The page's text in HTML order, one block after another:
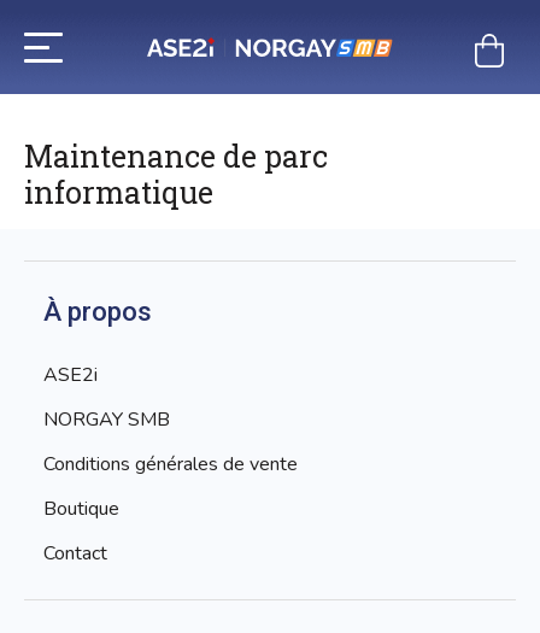
contenu
Maintenance de parc
informatique
À propos
ASE2i
NORGAY SMB
Conditions générales de vente
Boutique
Contact